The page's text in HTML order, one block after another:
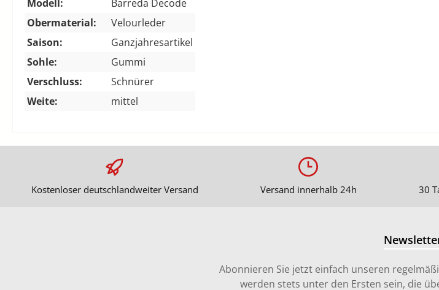
Modell:
Barreda Decode
Obermaterial:
Velourleder
Saison:
Ganzjahresartikel
Sohle:
Gummi
Verschluss:
Schnürer
Weite:
mittel
Kostenloser deutschlandweiter Versand Versand innerhalb 24h 30
Abonnieren Sie jetzt einfach unseren
werden stets unter den Ersten sein, die